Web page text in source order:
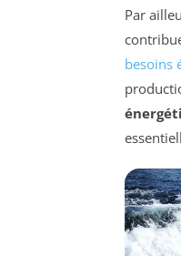
Par
besoins